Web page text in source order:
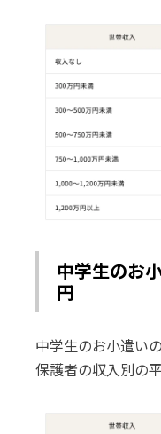
中学生のお
円
中学生のお小遣い
保護者の収入別の